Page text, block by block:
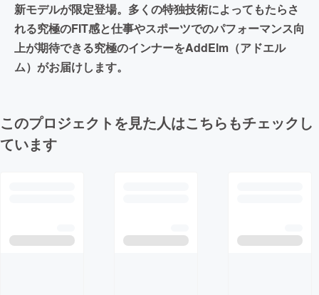
新モデルが限定登場。多くの特独技術によってもたらさ
れる究極のFIT感と仕事やスポーツでのパフォーマンス向
上が期待できる究極のインナーをAddElm（アドエル
ム）がお届けします。
このプロジェクトを見た人はこちらもチェックし
ています